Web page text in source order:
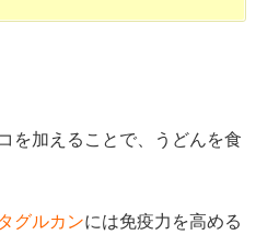
を加えることで、うどんを食
グルカンには免疫力を高める